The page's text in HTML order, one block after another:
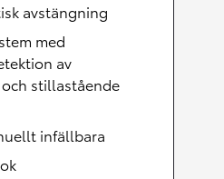
avstängning
med
av
stillastående
infällbara